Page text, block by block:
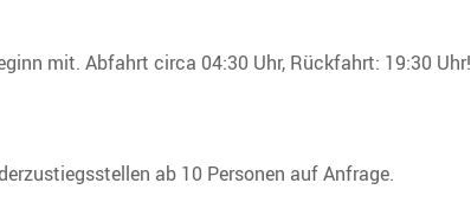
mit. Abfahrt circa 04:30 Uhr, Rückfahrt: 19:30 Uhr!
ab 10 Personen auf Anfrage.